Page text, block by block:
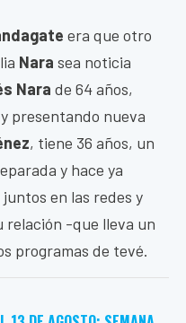
era que otro
Nara sea noticia
Nara de 64 años,
presentando nueva
, tiene 36 años, un
y hace ya
en las redes y
relación -que lleva un
programas de tevé.